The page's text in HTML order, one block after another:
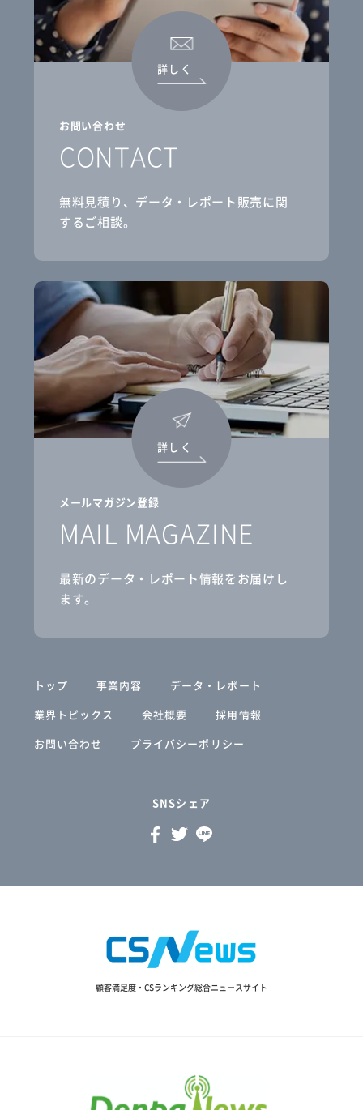
お問い合わせ
CONTACT
無料見積り、データ・レポート販売に関
するご相談。
詳しく
メールマガジン登録
MAIL MAGAZINE
最新のデータ・レポート情報をお届けし
ます。
詳しく
トップ 事業内容
データ・レポート
業界トピックス
会社概要
採用情報
お問い合わせ
プライバシーポリシー
SNSシェア
顧客満足度・CSランキング総合ニュースサイト